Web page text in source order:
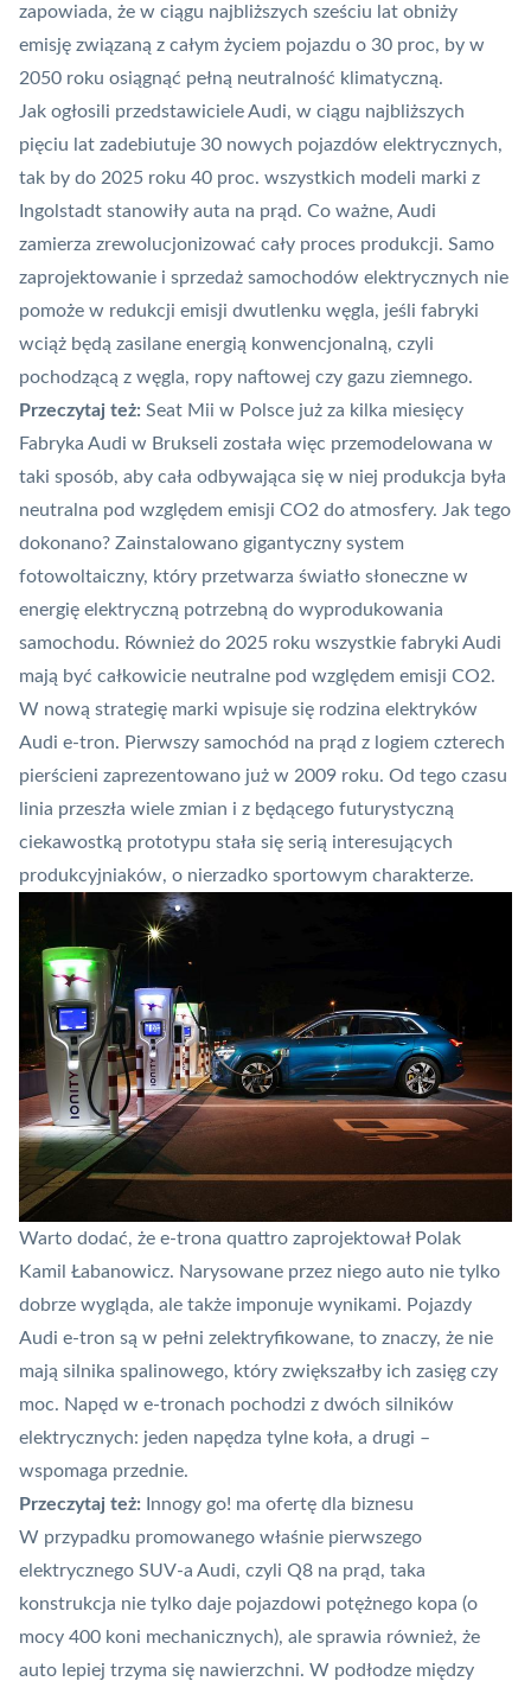
zapowiada, że w ciągu najbliższych sześciu lat obniży
emisję związaną z całym życiem pojazdu o 30 proc, by w
2050 roku osiągnąć pełną neutralność klimatyczną.
Jak ogłosili przedstawiciele Audi, w ciągu najbliższych
pięciu lat zadebiutuje 30 nowych pojazdów elektrycznych,
tak by do 2025 roku 40 proc. wszystkich modeli marki z
Ingolstadt stanowiły auta na prąd. Co ważne, Audi
zamierza zrewolucjonizować cały proces produkcji. Samo
zaprojektowanie i sprzedaż samochodów elektrycznych nie
pomoże w redukcji emisji dwutlenku węgla, jeśli fabryki
wciąż będą zasilane energią konwencjonalną, czyli
pochodzącą z węgla, ropy naftowej czy gazu ziemnego.
Przeczytaj też: Seat Mii w Polsce już za kilka miesięcy
Fabryka Audi w Brukseli została więc przemodelowana w
taki sposób, aby cała odbywająca się w niej produkcja była
neutralna pod względem emisji CO2 do atmosfery. Jak tego
dokonano? Zainstalowano gigantyczny system
fotowoltaiczny, który przetwarza światło słoneczne w
energię elektryczną potrzebną do wyprodukowania
samochodu. Również do 2025 roku wszystkie fabryki Audi
mają być całkowicie neutralne pod względem emisji CO2.
W nową strategię marki wpisuje się rodzina elektryków
Audi e-tron. Pierwszy samochód na prąd z logiem czterech
pierścieni zaprezentowano już w 2009 roku. Od tego czasu
linia przeszła wiele zmian i z będącego futurystyczną
ciekawostką prototypu stała się serią interesujących
produkcyjniaków, o nierzadko sportowym charakterze.
Warto dodać, że e-trona quattro zaprojektował Polak
Kamil Łabanowicz. Narysowane przez niego auto nie tylko
dobrze wygląda, ale także imponuje wynikami. Pojazdy
Audi e-tron są w pełni zelektryfikowane, to znaczy, że nie
mają silnika spalinowego, który zwiększałby ich zasięg czy
moc. Napęd w e-tronach pochodzi z dwóch silników
elektrycznych: jeden napędza tylne koła, a drugi –
wspomaga przednie.
Przeczytaj też: Innogy go! ma ofertę dla biznesu
W przypadku promowanego właśnie pierwszego
elektrycznego SUV-a Audi, czyli Q8 na prąd, taka
konstrukcja nie tylko daje pojazdowi potężnego kopa (o
mocy 400 koni mechanicznych), ale sprawia również, że
auto lepiej trzyma się nawierzchni. W podłodze między